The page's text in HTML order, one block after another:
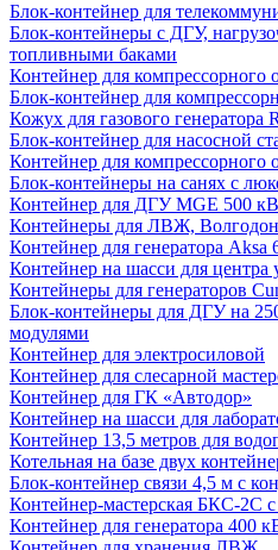
Блок-контейнер для
Блок-контейнеры с ДГУ,
топливными баками
Контейнер для компрессорного
Блок-контейнер для
Кожух для газового генератора
Блок-контейнер для насосной
Контейнер для компрессорного
Блок-контейнеры на санях с
Контейнер для ДГУ MGE 500
Контейнеры для ЛВЖ,
Контейнер для генератора Aksa
Контейнер на шасси для
Контейнеры для генераторов
Блок-контейнеры для ДГУ на
модулями
Контейнер для электросиловой
Контейнер для слесарной
Контейнер для ГК «Автодор»
Контейнер на шасси для
Контейнер 13,5 метров для
Котельная на базе двух
Блок-контейнер связи 4,5 м с
Контейнер-мастерская БКС-2С с
Контейнер для генератора 400